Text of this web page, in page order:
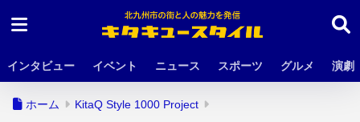
インタビュー イベント ニュース スポーツ グルメ 演劇
ホーム KitaQ Style 1000 Project